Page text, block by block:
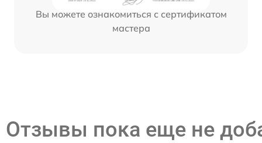
Вы можете ознакомиться с сертификатом
мастера
Отзывы пока еще не